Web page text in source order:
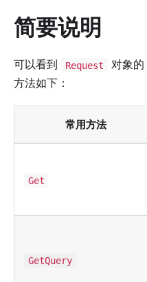
简要说明
可以看到 Request 对象的
方法如下：
常用方法
Get
GetQuery